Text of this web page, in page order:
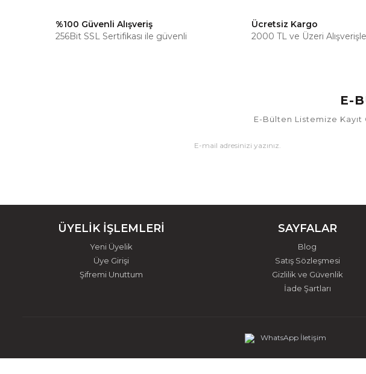
Bu
%100 Güvenli Alışveriş
256Bit SSL Sertifikası ile güvenli
Ücretsiz Kargo
2000 TL ve Üzeri
E-
E-Bülten Listemize
ÜYELİK İŞLEMLERİ
Yeni Üyelik
Üye Girişi
Şifremi Unuttum
SAYFALAR
Blog
Satış Sözleşmesi
Gizlilik ve Güvenlik
İade Şartları
WhatsApp İletişim